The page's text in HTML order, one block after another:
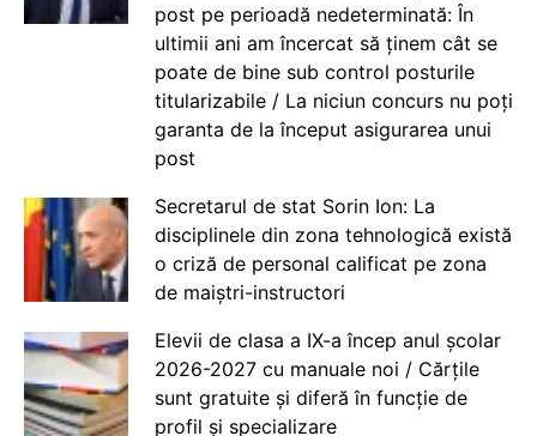
post pe perioadă nedeterminată: În
ultimii ani am încercat să ținem cât se
poate de bine sub control posturile
titularizabile / La niciun concurs nu poți
garanta de la început asigurarea unui
post
Secretarul de stat Sorin Ion: La
disciplinele din zona tehnologică există
o criză de personal calificat pe zona
de maiștri-instructori
Elevii de clasa a IX-a încep anul școlar
2026-2027 cu manuale noi / Cărțile
sunt gratuite și diferă în funcție de
profil și specializare